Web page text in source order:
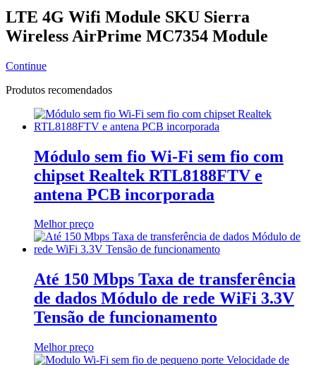
LTE 4G Wifi Module SKU Sierra
Wireless AirPrime MC7354 Module
Continue
Produtos recomendados
Módulo sem fio Wi-Fi sem fio com
chipset Realtek RTL8188FTV e
antena PCB incorporada
Melhor preço
Até 150 Mbps Taxa de transferência
de dados Módulo de rede WiFi 3.3V
Tensão de funcionamento
Melhor preço